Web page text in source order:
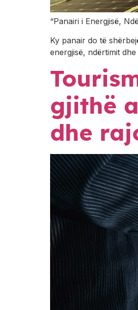
“Panairi i Energjisë,
Ky panair do të
energjisë, ndërtimit
gjithë
dhe